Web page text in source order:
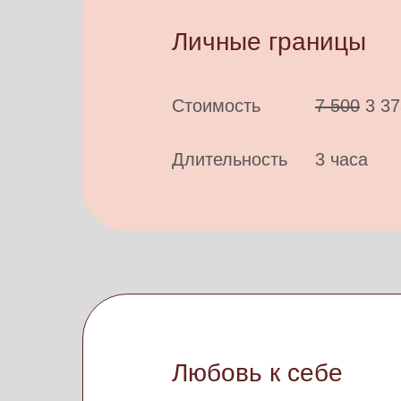
Стоимость
Личные границы
Длительность
Любовь к себе
3 часа
7 500 3